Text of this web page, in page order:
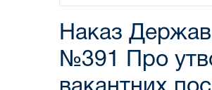
Наказ
№391 Про